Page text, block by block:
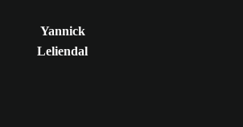
Yannick
Leliendal